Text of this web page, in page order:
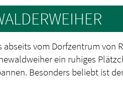
abseits vom Dorfzentrum von
ein ruhiges
Besonders beliebt ist